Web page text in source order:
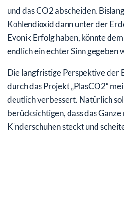
und das CO2 abscheiden.
Kohlendioxid dann unter der
Evonik Erfolg haben, könnte
endlich ein echter Sinn gegeben
Die langfristige Perspektive der
durch das Projekt „PlasCO2“
deutlich verbessert. Natürlich
berücksichtigen, dass das Ganze
Kinderschuhen steckt und